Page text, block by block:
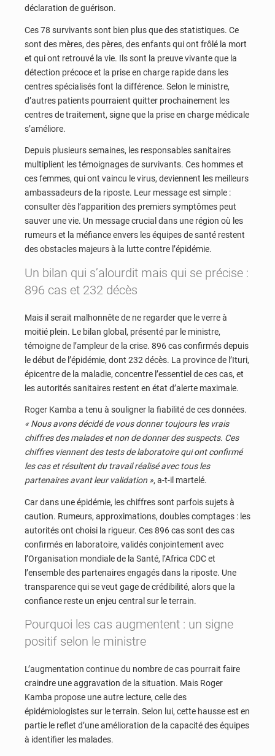
déclaration de guérison.
Ces 78 survivants sont bien plus que des statistiques. Ce
sont des mères, des pères, des enfants qui ont frôlé la mort
et qui ont retrouvé la vie. Ils sont la preuve vivante que la
détection précoce et la prise en charge rapide dans les
centres spécialisés font la différence. Selon le ministre,
d’autres patients pourraient quitter prochainement les
centres de traitement, signe que la prise en charge médicale
s’améliore.
Depuis plusieurs semaines, les responsables sanitaires
multiplient les témoignages de survivants. Ces hommes et
ces femmes, qui ont vaincu le virus, deviennent les meilleurs
ambassadeurs de la riposte. Leur message est simple :
consulter dès l’apparition des premiers symptômes peut
sauver une vie. Un message crucial dans une région où les
rumeurs et la méfiance envers les équipes de santé restent
des obstacles majeurs à la lutte contre l’épidémie.
Un bilan qui s’alourdit mais qui se précise :
896 cas et 232 décès
Mais il serait malhonnête de ne regarder que le verre à
moitié plein. Le bilan global, présenté par le ministre,
témoigne de l’ampleur de la crise. 896 cas confirmés depuis
le début de l’épidémie, dont 232 décès. La province de l’Ituri,
épicentre de la maladie, concentre l’essentiel de ces cas, et
les autorités sanitaires restent en état d’alerte maximale.
Roger Kamba a tenu à souligner la fiabilité de ces données.
« Nous avons décidé de vous donner toujours les vrais
chiffres des malades et non de donner des suspects. Ces
chiffres viennent des tests de laboratoire qui ont confirmé
les cas et résultent du travail réalisé avec tous les
partenaires avant leur validation », a-t-il martelé.
Car dans une épidémie, les chiffres sont parfois sujets à
caution. Rumeurs, approximations, doubles comptages : les
autorités ont choisi la rigueur. Ces 896 cas sont des cas
confirmés en laboratoire, validés conjointement avec
l’Organisation mondiale de la Santé, l’Africa CDC et
l’ensemble des partenaires engagés dans la riposte. Une
transparence qui se veut gage de crédibilité, alors que la
confiance reste un enjeu central sur le terrain.
Pourquoi les cas augmentent : un signe
positif selon le ministre
L’augmentation continue du nombre de cas pourrait faire
craindre une aggravation de la situation. Mais Roger
Kamba propose une autre lecture, celle des
épidémiologistes sur le terrain. Selon lui, cette hausse est en
partie le reflet d’une amélioration de la capacité des équipes
à identifier les malades.